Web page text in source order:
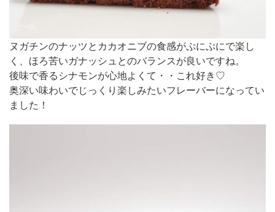
ヌガチンのナッツとカカオニブの食感がぷにぷにで楽し
く、ほろ苦いガナッシュとのバランスが良いですね。
後味で香るシナモンが心地よくて・・これ好き♡
奥深い味わいでじっくり楽しみたいフレーバーになってい
ました！